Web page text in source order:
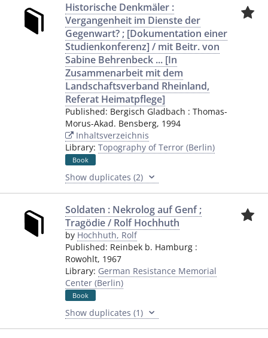
Historische Denkmäler :
Vergangenheit im Dienste der
Gegenwart? ; [Dokumentation einer
Studienkonferenz] / mit Beitr. von
Sabine Behrenbeck ... [In
Zusammenarbeit mit dem
Landschaftsverband Rheinland,
Referat Heimatpflege]
Published: Bergisch Gladbach : Thomas-
Morus-Akad. Bensberg, 1994
Inhaltsverzeichnis
Library: Topography of Terror (Berlin)
Book
Show duplicates (2)
Soldaten : Nekrolog auf Genf ;
Tragödie / Rolf Hochhuth
by Hochhuth, Rolf
Published: Reinbek b. Hamburg :
Rowohlt, 1967
Library: German Resistance Memorial
Center (Berlin)
Book
Show duplicates (1)